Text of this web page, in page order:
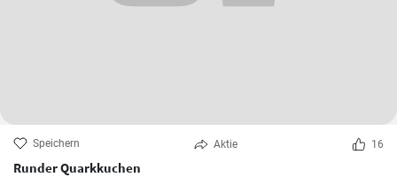
Speichern Aktie 16
Runder Quarkkuchen